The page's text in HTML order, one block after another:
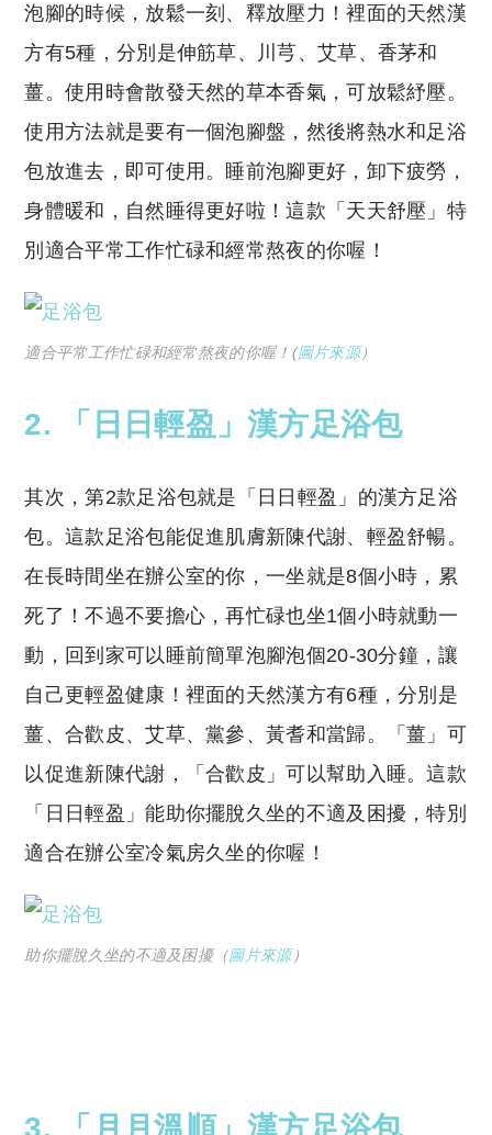
泡腳的時候，放鬆一刻、釋放壓力！裡面的天然漢
方有5種，分別是伸筋草、川芎、艾草、香茅和
薑。使用時會散發天然的草本香氣，可放鬆紓壓。
使用方法就是要有一個泡腳盤，然後將熱水和足浴
包放進去，即可使用。睡前泡腳更好，卸下疲勞，
身體暖和，自然睡得更好啦！這款「天天舒壓」特
別適合平常工作忙碌和經常熬夜的你喔！
適合平常工作忙碌和經常熬夜的你喔！(圖片來源）
2. 「日日輕盈」漢方足浴包
其次，第2款足浴包就是「日日輕盈」的漢方足浴
包。這款足浴包能促進肌膚新陳代謝、輕盈舒暢。
在長時間坐在辦公室的你，一坐就是8個小時，累
死了！不過不要擔心，再忙碌也坐1個小時就動一
動，回到家可以睡前簡單泡腳泡個20-30分鐘，讓
自己更輕盈健康！裡面的天然漢方有6種，分別是
薑、合歡皮、艾草、黨參、黃耆和當歸。「薑」可
以促進新陳代謝，「合歡皮」可以幫助入睡。這款
「日日輕盈」能助你擺脫久坐的不適及困擾，特別
適合在辦公室冷氣房久坐的你喔！
助你擺脫久坐的不適及困擾（圖片來源）
3. 「月月溫順」漢方足浴包